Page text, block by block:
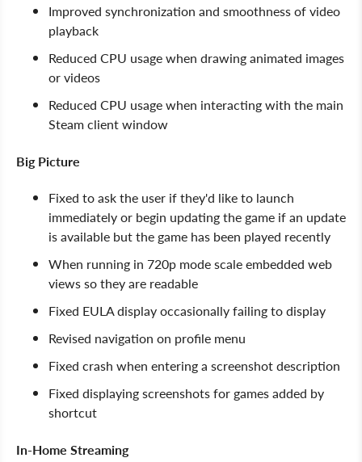
Improved synchronization and smoothness of video
playback
Reduced CPU usage when drawing animated images
or videos
Reduced CPU usage when interacting with the main
Steam client window
Big Picture
Fixed to ask the user if they'd like to launch
immediately or begin updating the game if an update
is available but the game has been played recently
When running in 720p mode scale embedded web
views so they are readable
Fixed EULA display occasionally failing to display
Revised navigation on profile menu
Fixed crash when entering a screenshot description
Fixed displaying screenshots for games added by
shortcut
In-Home Streaming